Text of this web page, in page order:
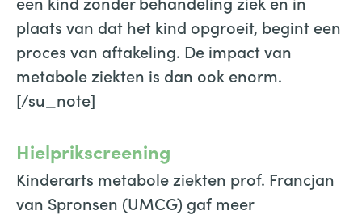
plaats van dat het kind opgroeit, begint een
proces van aftakeling. De impact van
metabole ziekten is dan ook enorm.
[/su_note]
Hielprikscreening
Kinderarts metabole ziekten prof. Francjan
van Spronsen (UMCG) gaf meer